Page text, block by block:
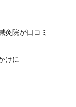
灸院が口コミ
けに